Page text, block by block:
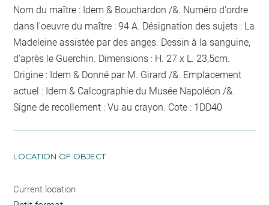
Nom du maître : Idem & Bouchardon /&. Numéro d'ordre
dans l'oeuvre du maître : 94 A. Désignation des sujets : La
Madeleine assistée par des anges. Dessin à la sanguine,
d'après le Guerchin. Dimensions : H. 27 x L. 23,5cm.
Origine : Idem & Donné par M. Girard /&. Emplacement
actuel : Idem & Calcographie du Musée Napoléon /&.
Signe de recollement :Vu au crayon. Cote : 1DD40
LOCATION OF OBJECT
Current location